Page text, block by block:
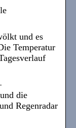
und es
Temperatur
die
Regenradar